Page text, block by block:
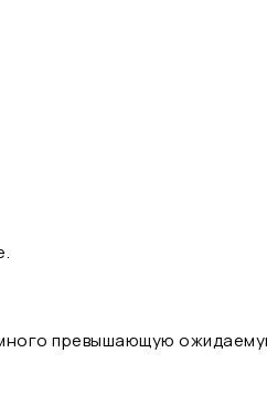
превышающую